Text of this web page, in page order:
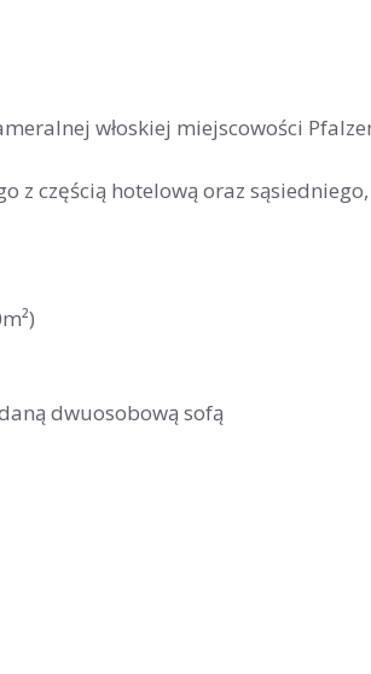
włoskiej miejscowości
z częścią hotelową oraz
dwuosobową sofą